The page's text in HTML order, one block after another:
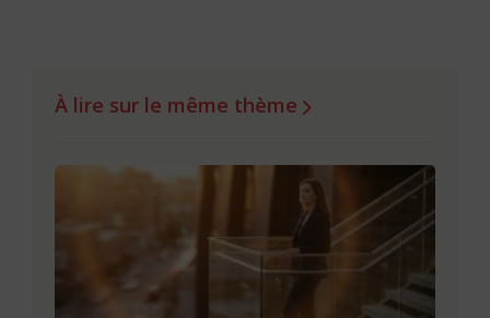
À lire sur le même thème